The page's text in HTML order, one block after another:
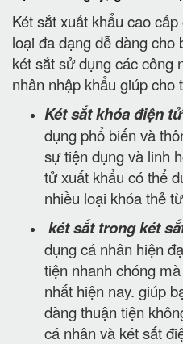
Két sắt xuất khẩu cao
loại đa dạng dễ dàng
két sắt sử dụng các công
nhân nhập khẩu giúp cho
Két sắt khóa điện tử
dụng phổ biến và
sự tiện dụng và linh
tử xuất khẩu có thể
nhiều loại khóa thẻ
két sắt trong két
dụng cá nhân hiện
tiện nhanh chóng
nhất hiện nay. giúp
dàng thuận tiện
cá nhân và két sắt